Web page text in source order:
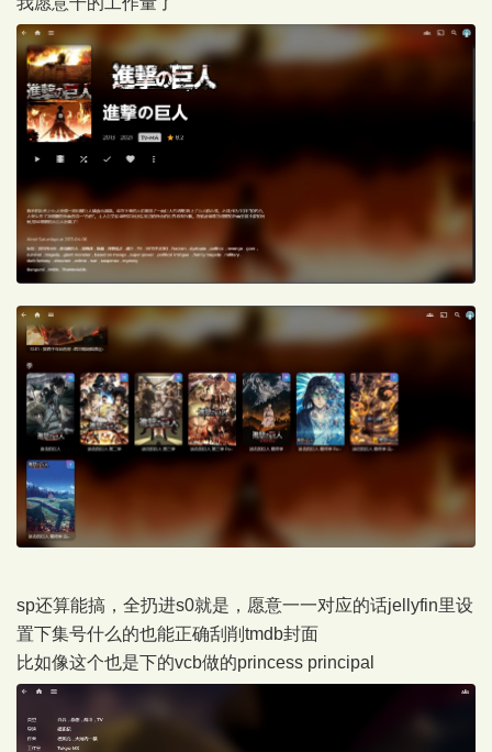
sp还算能搞，全扔进s0就是，愿意一一对应的话jellyfin里设
置下集号什么的也能正确刮削tmdb封面
比如像这个也是下的vcb做的princess principal